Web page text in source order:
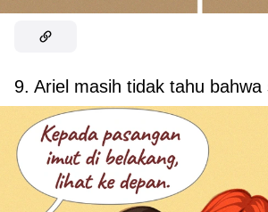
9. Ariel masih tidak tahu bahwa